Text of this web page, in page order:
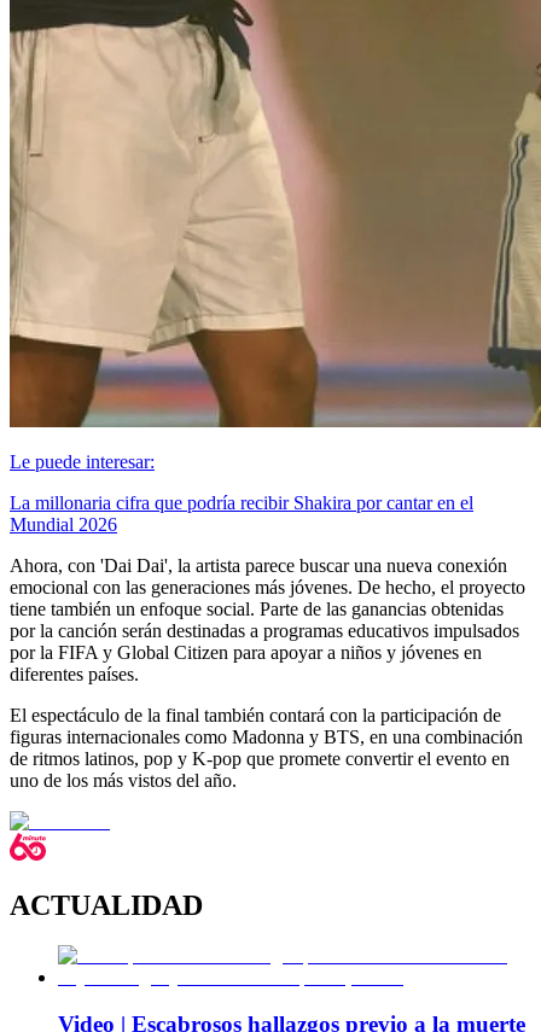
Le puede interesar:
La millonaria cifra que podría recibir Shakira por cantar en el
Mundial 2026
Ahora, con 'Dai Dai', la artista parece buscar una nueva conexión
emocional con las generaciones más jóvenes. De hecho, el proyecto
tiene también un enfoque social. Parte de las ganancias obtenidas
por la canción serán destinadas a programas educativos impulsados
por la FIFA y Global Citizen para apoyar a niños y jóvenes en
diferentes países.
El espectáculo de la final también contará con la participación de
figuras internacionales como Madonna y BTS, en una combinación
de ritmos latinos, pop y K-pop que promete convertir el evento en
uno de los más vistos del año.
ACTUALIDAD
Video | Escabrosos hallazgos previo a la muerte